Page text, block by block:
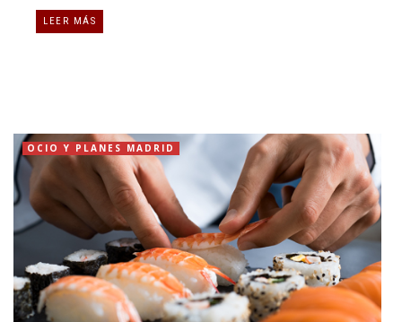
LEER MÁS
OCIO Y PLANES MADRID